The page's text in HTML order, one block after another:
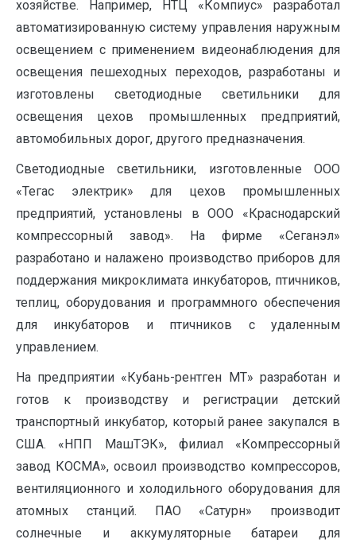
хозяйстве. Например, НТЦ «Компиус» разработал
автоматизированную систему управления наружным
освещением с применением видеонаблюдения для
освещения пешеходных переходов, разработаны и
изготовлены светодиодные светильники для
освещения цехов промышленных предприятий,
автомобильных дорог, другого предназначения.
Светодиодные светильники, изготовленные ООО
«Тегас электрик» для цехов промышленных
предприятий, установлены в ООО «Краснодарский
компрессорный завод». На фирме «Сеганэл»
разработано и налажено производство приборов для
поддержания микроклимата инкубаторов, птичников,
теплиц, оборудования и программного обеспечения
для инкубаторов и птичников с удаленным
управлением.
На предприятии «Кубань-рентген МТ» разработан и
готов к производству и регистрации детский
транспортный инкубатор, который ранее закупался в
США. «НПП МашТЭК», филиал «Компрессорный
завод КОСМА», освоил производство компрессоров,
вентиляционного и холодильного оборудования для
атомных станций. ПАО «Сатурн» производит
солнечные и аккумуляторные батареи для